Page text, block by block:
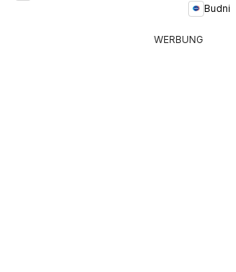
Budni
WERBUNG